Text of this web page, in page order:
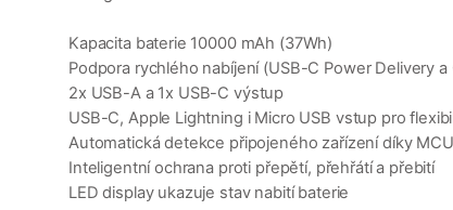
Kapacita baterie 10000 mAh (37Wh)
Podpora rychlého nabíjení (USB-C Power Delivery
2x USB-A a 1x USB-C výstup
USB-C, Apple Lightning i Micro USB vstup pro
Automatická detekce připojeného zařízení díky
Inteligentní ochrana proti přepětí, přehřátí a přebití
LED display ukazuje stav nabití baterie